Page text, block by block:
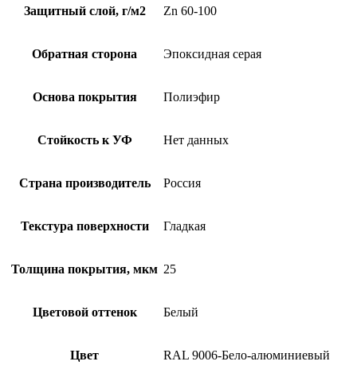
Защитный слой, г/м2 Zn 60-100
Обратная сторона Эпоксидная серая
Основа покрытия Полиэфир
Стойкость к УФ Нет данных
Страна производитель Россия
Текстура поверхности Гладкая
Толщина покрытия, мкм 25
Цветовой оттенок Белый
Цвет RAL 9006-Бело-алюминиевый